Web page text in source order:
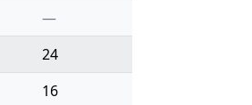
—
24
16